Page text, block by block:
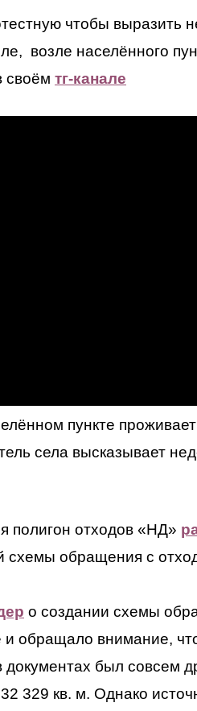
чтобы выразить
возле населённого
своём тг-канале
пункте
села высказывает
полигон отходов «НД»
схемы обращения с
о создании схемы
и обращало внимание,
был совсем
329 кв. м. Однако